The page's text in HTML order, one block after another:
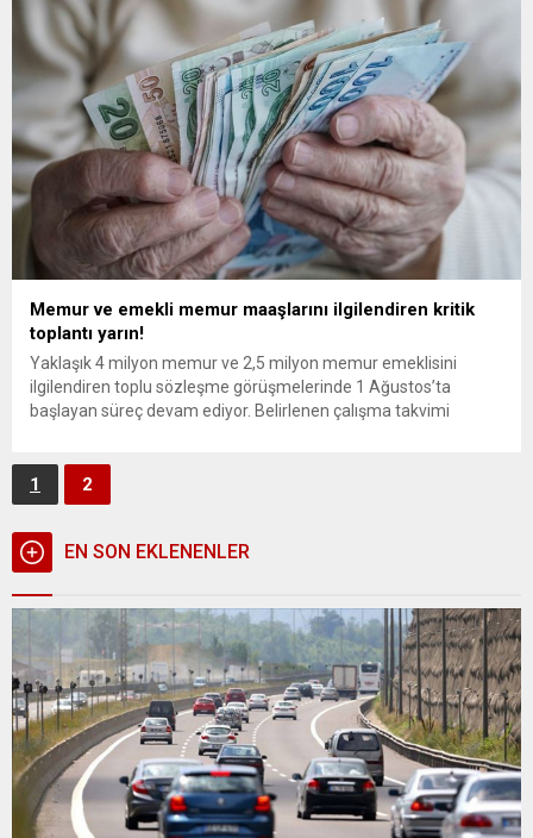
beklentimizdir. Talebimiz, emeklilerimizin yaşam kalitesinin
korunmasına destek olacak adil ve hakkaniyetli bir...
Memur ve emekli memur maaşlarını ilgilendiren kritik
toplantı yarın!
Yaklaşık 4 milyon memur ve 2,5 milyon memur emeklisini
ilgilendiren toplu sözleşme görüşmelerinde 1 Ağustos’ta
başlayan süreç devam ediyor. Belirlenen çalışma takvimi
ilerleyen süreçte, müzakere aşamasına geçildi. Müzakerelerde
kritik sürece girilirken, bu kapsamda hükümetin kamu...
1 2
EN SON EKLENENLER